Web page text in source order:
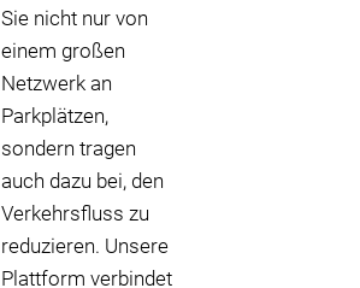
Sie nicht nur von
einem großen
Netzwerk an
Parkplätzen,
sondern tragen
auch dazu bei, den
Verkehrsfluss zu
reduzieren. Unsere
Plattform verbindet